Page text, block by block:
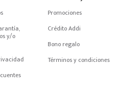
y/o
Promociones
Crédito Addi
Bono regalo
Términos y condiciones